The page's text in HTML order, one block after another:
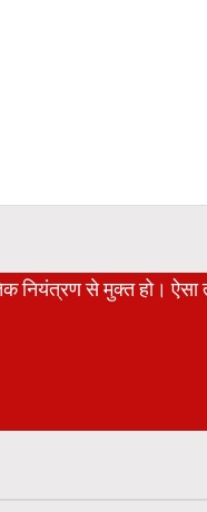
नियंत्रण से मुक्त हो।